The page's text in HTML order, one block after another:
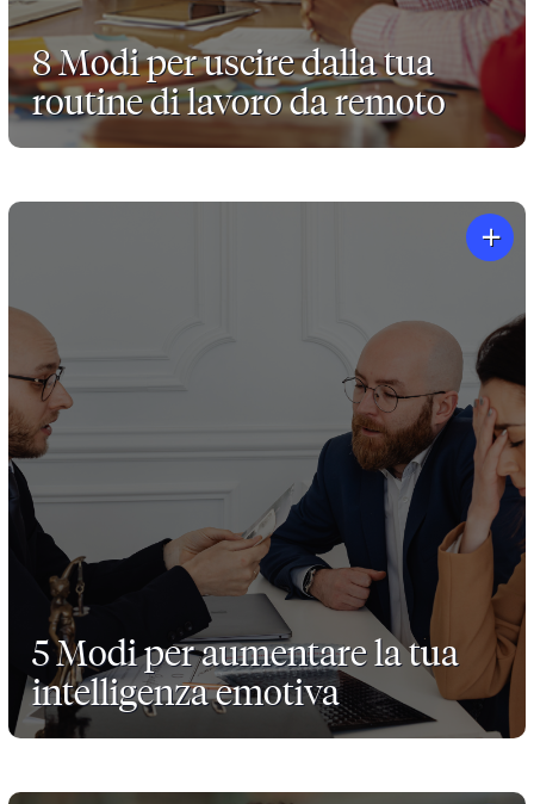
8 Modi per uscire dalla tua
routine di lavoro da remoto
+
5 Modi per aumentare la tua
intelligenza emotiva